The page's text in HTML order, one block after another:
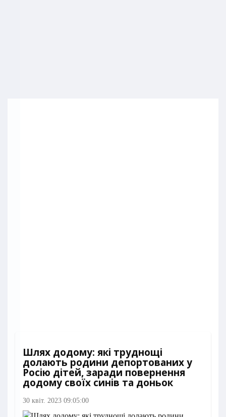
Шлях додому: які труднощі
долають родини депортованих у
Росію дітей, заради повернення
додому своїх синів та доньок
30 квіт. 2023 09:05:00